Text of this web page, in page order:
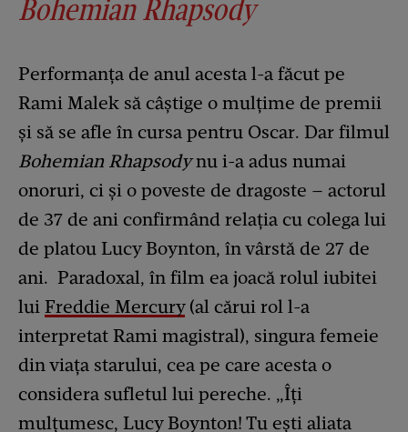
Bohemian Rhapsody
Performanța de anul acesta l-a făcut pe
Rami Malek să câștige o mulțime de premii
și să se afle în cursa pentru Oscar. Dar filmul
Bohemian Rhapsodynu i-a adus numai
onoruri, ci și o poveste de dragoste – actorul
de 37 de ani confirmând relația cu colega lui
de platou Lucy Boynton, în vârstă de 27 de
ani. Paradoxal, în film ea joacă rolul iubitei
lui Freddie Mercury(al cărui rol l-a
interpretat Rami magistral), singura femeie
din viața starului, cea pe care acesta o
considera sufletul lui pereche. „Îți
mulțumesc, Lucy Boynton! Tu ești aliata